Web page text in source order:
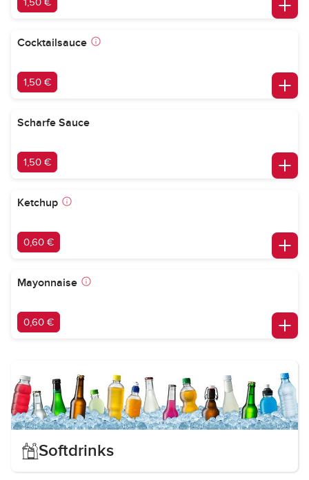
Cocktailsauce
1,50 €
Scharfe Sauce
1,50 €
Ketchup
0,60 €
Mayonnaise
0,60 €
Softdrinks